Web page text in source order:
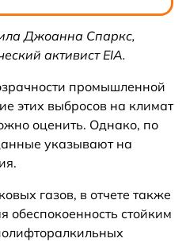
Джоанна Спаркс,
активист EIA.
промышленной
этих выбросов на климат
оценить. Однако, по
указывают на
газов, в отчете также
обеспокоенность стойким